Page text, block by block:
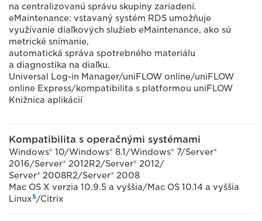
na centralizovanú správu skupiny zariadení.
eMaintenance: vstavaný systém RDS umožňuje
využívanie diaľkových služieb eMaintenance, ako sú
metrické snímanie,
automatická správa spotrebného materiálu
a diagnostika na diaľku.
Universal Log-in Manager/uniFLOW online/uniFLOW
online Express/kompatibilita s platformou uniFLOW
Knižnica aplikácií
Kompatibilita s operačnými systémami
Windows® 10/Windows® 8.1/Windows® 7/Server®
2016/Server® 2012R2/Server® 2012/
Server® 2008R2/Server® 2008
Mac OS X verzia 10.9.5 a vyššia/Mac OS 10.14 a vyššia
Linux5/Citrix